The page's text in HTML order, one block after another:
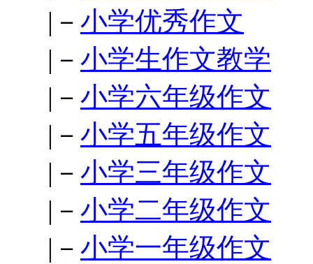
|－ 小学优秀作文
|－ 小学生作文教学
|－ 小学六年级作文
|－ 小学五年级作文
|－ 小学三年级作文
|－ 小学二年级作文
|－ 小学一年级作文